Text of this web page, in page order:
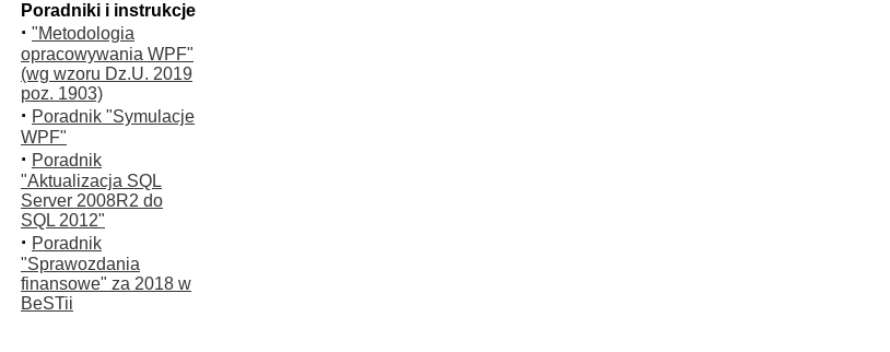
Poradniki i instrukcje
· "Metodologia
opracowywania WPF"
(wg wzoru Dz.U. 2019
poz. 1903)
· Poradnik "Symulacje
WPF"
· Poradnik
"Aktualizacja SQL
Server 2008R2 do
SQL 2012"
· Poradnik
"Sprawozdania
finansowe" za 2018 w
BeSTii